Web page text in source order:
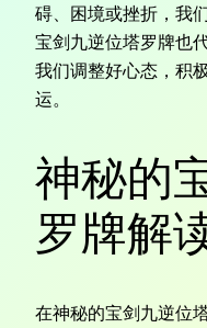
碍、困境或挫折，我
宝剑九逆位塔罗牌也
我们调整好心态，积
运。
神秘的
罗牌解
在神秘的宝剑九逆位